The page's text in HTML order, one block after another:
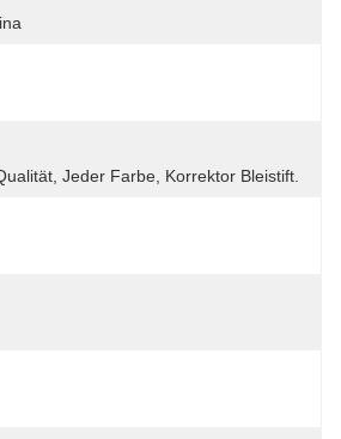
Jeder Farbe, Korrektor Bleistift.